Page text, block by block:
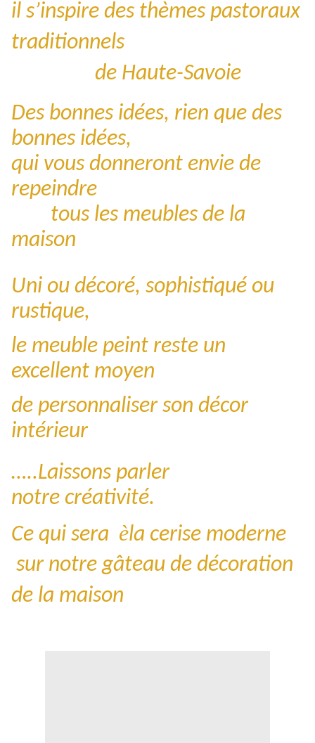
il s’inspire des thèmes pastoraux
traditionnels
de Haute-Savoie
Des bonnes idées, rien que des
bonnes idées,
qui vous donneront envie de
repeindre
tous les meubles de la
maison
Uni ou décoré, sophistiqué ou
rustique,
le meuble peint reste un
excellent moyen
de personnaliser son décor
intérieur
…..Laissons parler
notre créativité.
Ce qui sera èla cerise moderne
sur notre gâteau de décoration
de la maison